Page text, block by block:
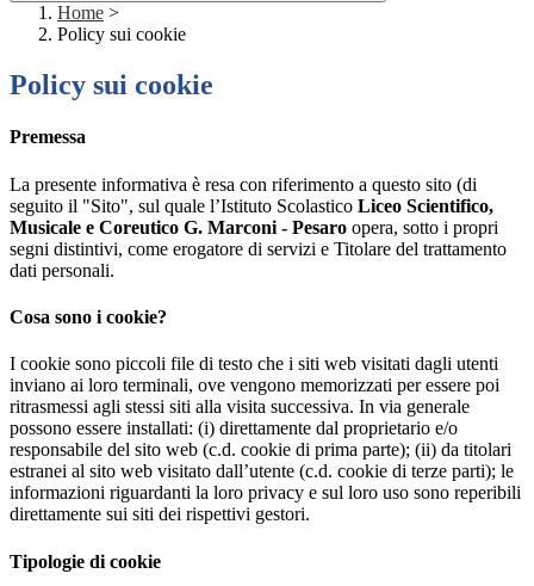
Home >
Policy sui cookie
Policy sui cookie
Premessa
La presente informativa è resa con riferimento a questo sito (di
seguito il "Sito", sul quale l’Istituto Scolastico Liceo Scientifico,
Musicale e Coreutico G. Marconi - Pesaro opera, sotto i propri
segni distintivi, come erogatore di servizi e Titolare del trattamento
dati personali.
Cosa sono i cookie?
I cookie sono piccoli file di testo che i siti web visitati dagli utenti
inviano ai loro terminali, ove vengono memorizzati per essere poi
ritrasmessi agli stessi siti alla visita successiva. In via generale
possono essere installati: (i) direttamente dal proprietario e/o
responsabile del sito web (c.d. cookie di prima parte); (ii) da titolari
estranei al sito web visitato dall’utente (c.d. cookie di terze parti); le
informazioni riguardanti la loro privacy e sul loro uso sono reperibili
direttamente sui siti dei rispettivi gestori.
Tipologie di cookie